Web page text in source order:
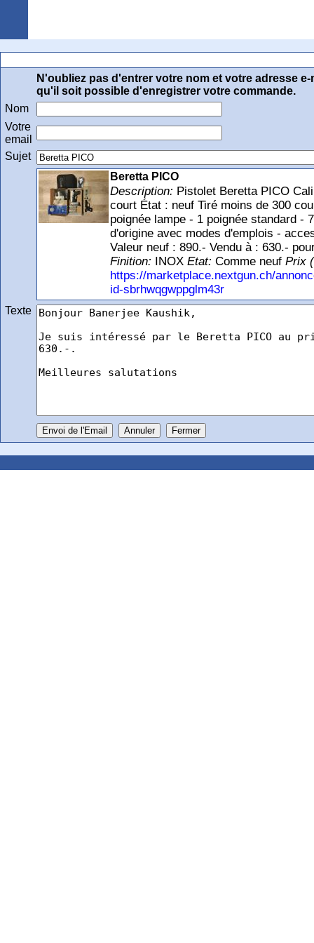
N'oubliez pas d'entrer votre nom et votre adresse
qu'il soit possible d'enregistrer votre commande.
Nom
Votre
email
Sujet
Beretta PICO
Description: Pistolet Beretta PICO
court État : neuf Tiré moins de 300
poignée lampe - 1 poignée standard -
d'origine avec modes d'emplois -
Valeur neuf : 890.- Vendu à : 630.-
Finition: INOX Etat: Comme neuf Prix
https://marketplace.nextgun.ch/
id-sbrhwqgwppglm43r
Texte